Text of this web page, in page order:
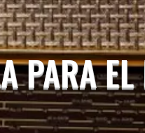
PARA